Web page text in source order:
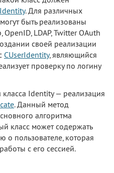
. Для различных
быть реализованы
LDAP, Twitter OAuth
своей реализации
CUserIdentity, являющийся
проверку по логину
класса Identity — реализация
. Данный метод
алгоритма
класс может содержать
пользователе, которая
с его сессией.